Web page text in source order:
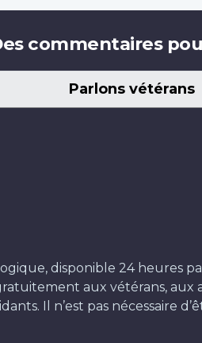
commentaires
Parlons vétérans
disponible 24 heures
aux vétérans, aux
Il n’est pas nécessaire